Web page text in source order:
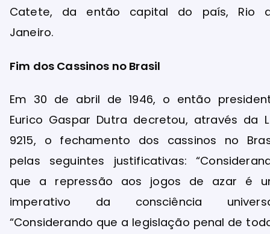
Catete, da então capital do país, Rio
Janeiro.
Fim dos Cassinos no Brasil
Em 30 de abril de 1946, o então
Eurico Gaspar Dutra decretou, através da
9215, o fechamento dos cassinos no
pelas seguintes justificativas:
que a repressão aos jogos de azar é
imperativo da consciência
“Considerando que a legislação penal de